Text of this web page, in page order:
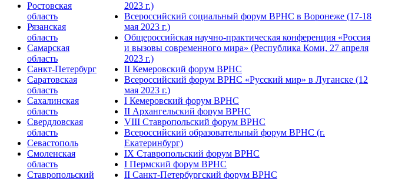
Ростовская
область
Рязанская
область
Самарская
область
Санкт-Петербург
Саратовская
область
Сахалинская
область
Свердловская
область
Севастополь
Смоленская
область
Ставропольский
2023 г.)
Всероссийский социальный форум ВРНС в Воронеже (17-18
мая 2023 г.)
Общероссийская научно-практическая конференция «Россия
и вызовы современного мира» (Республика Коми, 27 апреля
2023 г.)
II Кемеровский форум ВРНС
Всероссийский форум ВРНС «Русский мир» в Луганске (12
мая 2023 г.)
I Кемеровский форум ВРНС
II Архангельский форум ВРНС
VIII Ставропольский форум ВРНС
Всероссийский образовательный форум ВРНС (г.
Екатеринбург)
IX Ставропольский форум ВРНС
I Пермский форум ВРНС
II Санкт-Петербургский форум ВРНС